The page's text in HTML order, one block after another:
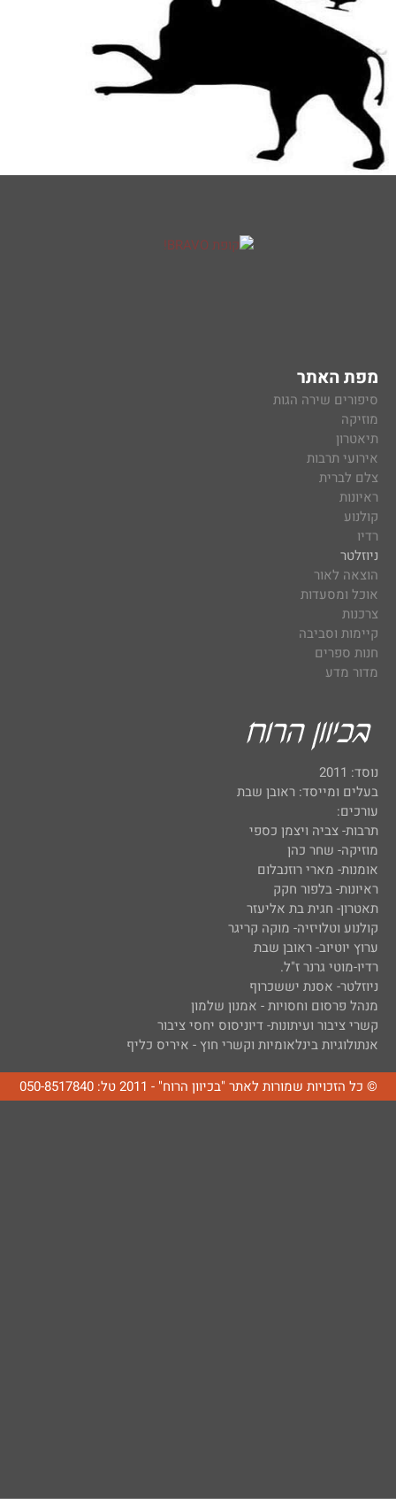
מפת האתר
סיפורים שירה הגות
מוזיקה
תיאטרון
אירועי תרבות
צלם לברית
ראיונות
קולנוע
רדיו
ניוזלטר
הוצאה לאור
אוכל ומסעדות
צרכנות
קיימות וסביבה
חנות ספרים
מדור מדע
נוסד: 2011
בעלים ומייסד: ראובן שבת
עורכים:
תרבות- צביה ויצמן כספי
מוזיקה- שחר כהן
אומנות- מארי רוזנבלום
ראיונות- בלפור חקק
תאטרון- חגית בת אליעזר
קולנוע וטלויזיה- מוקה קריגר
ערוץ יוטיוב- ראובן שבת
רדיו-מוטי גרנר ז"ל.
ניוזלטר- אסנת יששכרוף
מנהל פרסום וחסויות - אמנון שלמון
קשרי ציבור ועיתונות- דיוניסוס יחסי ציבור
אנתולוגיות בינלאומיות וקשרי חוץ - איריס כליף
© כל הזכויות שמורות לאתר "בכיוון הרוח" - 2011 טל: 050-8517840